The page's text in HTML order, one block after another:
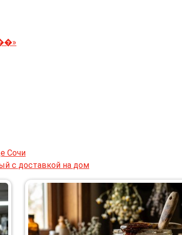
Сочи
с доставкой на дом